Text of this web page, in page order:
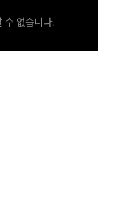
수 없습니다.